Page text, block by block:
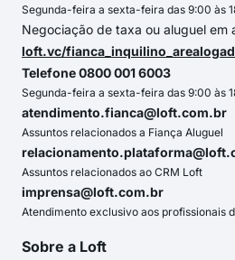
Segunda-feira a sexta-feira das 9:00 às
Negociação de taxa ou aluguel em
loft.vc/
Telefone 0800 001 6003
Segunda-feira a sexta-feira das 9:00 às
atendimento.fianca@loft.com.br
Assuntos relacionados a Fiança Aluguel
Assuntos relacionados ao CRM Loft
imprensa@loft.com.br
Atendimento exclusivo aos profissionais
Sobre a Loft